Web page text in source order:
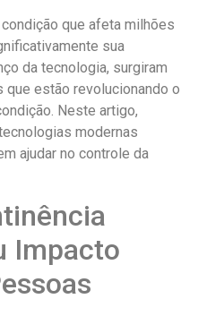
que afeta milhões
sua
da tecnologia, surgiram
estão revolucionando o
Neste artigo,
modernas
ajudar no controle da
Impacto